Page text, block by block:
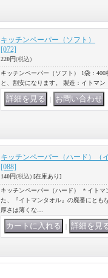
キッチンペーパー（ソフト）
[072]
220円(税込)
キッチンペーパー（ソフト） 1袋：
と、割安になります。 製造：イトマン
キッチンペーパー（ハード）（
[088]
140円(税込) [在庫あり]
キッチンペーパー（ハード） ＊イト
た、『イトマンタオル』の廃番にとも
厚さは薄くな…